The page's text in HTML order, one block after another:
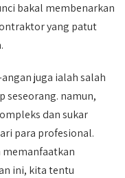
bakal membenarkan
yang patut
juga ialah salah
seseorang. namun,
dan sukar
para profesional.
ini, kita tentu